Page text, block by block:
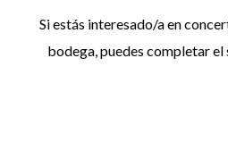
Si estás interesado/a en
bodega, puedes completar